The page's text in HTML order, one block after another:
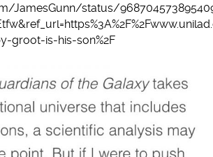
JamesGunn/status/
groot-is-his-son%2F